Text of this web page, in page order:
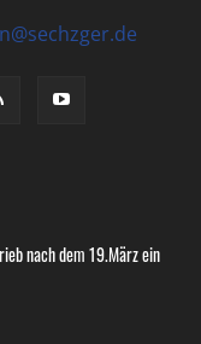
nach dem 19.März ein